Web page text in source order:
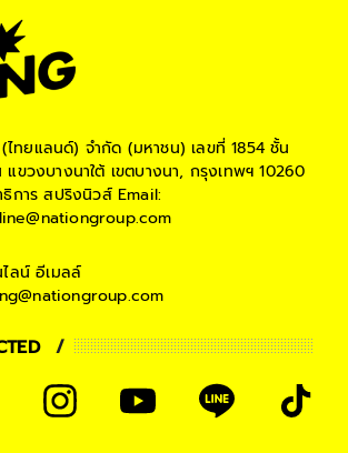
ไทยแลนด์) จำกัด (มหาชน) เลขที่ 1854 ชั้น
แขวงบางนาใต้ เขตบางนา, กรุงเทพฯ 10260
การ สปริงนิวส์Email:
ลน์ อีเมลล์